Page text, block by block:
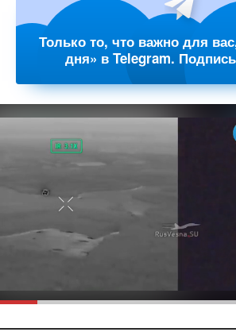
Только то, что важно для
дня» в Telegram.